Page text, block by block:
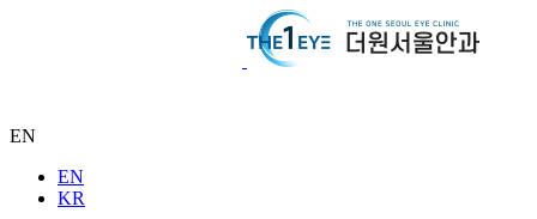
EN
EN
KR